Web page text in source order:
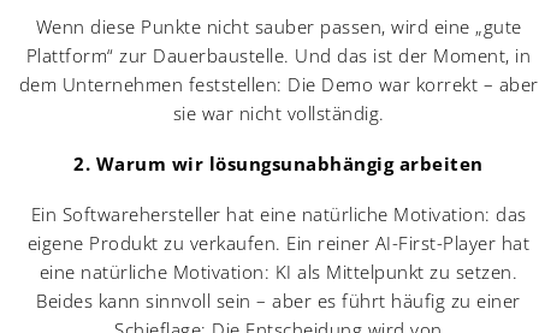
Wenn diese Punkte nicht sauber passen, wird eine „gute
Plattform“ zur Dauerbaustelle. Und das ist der Moment, in
dem Unternehmen feststellen: Die Demo war korrekt – aber
sie war nicht vollständig.
2. Warum wir lösungsunabhängig arbeiten
Ein Softwarehersteller hat eine natürliche Motivation: das
eigene Produkt zu verkaufen. Ein reiner AI-First-Player hat
eine natürliche Motivation: KI als Mittelpunkt zu setzen.
Beides kann sinnvoll sein – aber es führt häufig zu einer